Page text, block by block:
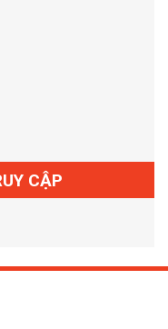
CẬP